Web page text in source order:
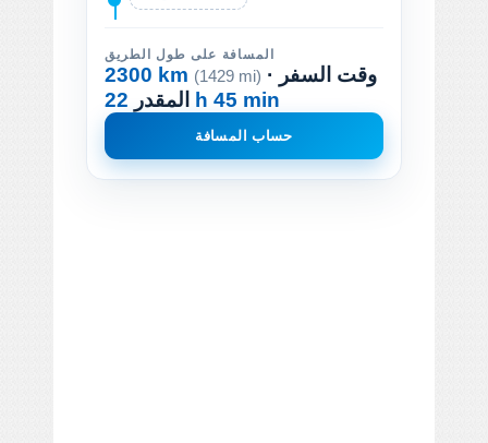
المسافة على طول الطريق
2300 km (1429 mi) · وقت السفر
المقدر 22 h 45 min
حساب المسافة